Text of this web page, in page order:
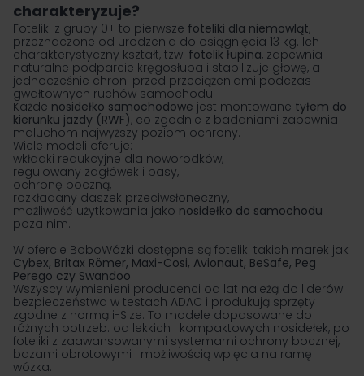
charakteryzuje?
Foteliki z grupy 0+ to pierwsze foteliki dla niemowląt,
przeznaczone od urodzenia do osiągnięcia 13 kg. Ich
charakterystyczny kształt, tzw. fotelik łupina, zapewnia
naturalne podparcie kręgosłupa i stabilizuje głowę, a
jednocześnie chroni przed przeciążeniami podczas
gwałtownych ruchów samochodu.
Każde nosidełko samochodowe jest montowane tyłem do
kierunku jazdy (RWF), co zgodnie z badaniami zapewnia
maluchom najwyższy poziom ochrony.
Wiele modeli oferuje:
wkładki redukcyjne dla noworodków,
regulowany zagłówek i pasy,
ochronę boczną,
rozkładany daszek przeciwsłoneczny,
możliwość użytkowania jako nosidełko do samochodu i
poza nim.
W ofercie BoboWózki dostępne są foteliki takich marek jak
Cybex, Britax Römer, Maxi-Cosi, Avionaut, BeSafe, Peg
Perego czy Swandoo.
Wszyscy wymienieni producenci od lat należą do liderów
bezpieczeństwa w testach ADAC i produkują sprzęty
zgodne z normą i-Size. To modele dopasowane do
różnych potrzeb: od lekkich i kompaktowych nosidełek, po
foteliki z zaawansowanymi systemami ochrony bocznej,
bazami obrotowymi i możliwością wpięcia na ramę
wózka.